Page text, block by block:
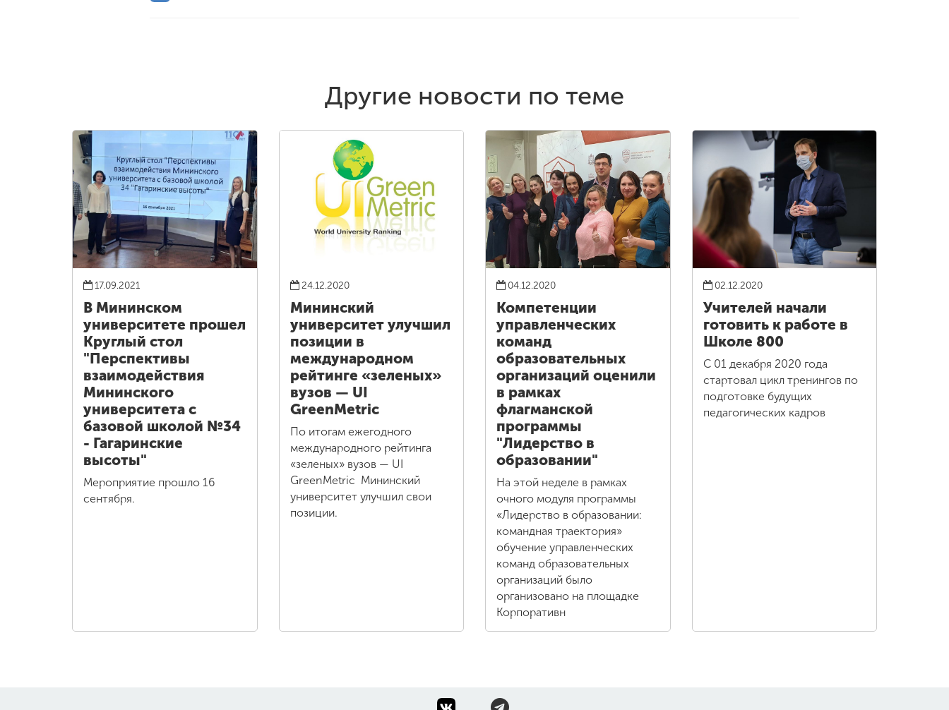
Другие новости по теме
17.09.2021
В Мининском
университете прошел
Круглый стол
"Перспективы
взаимодействия
Мининского
университета с
базовой школой №34
- Гагаринские
высоты"
Мероприятие прошло 16
сентября.
24.12.2020
Мининский
университет улучшил
позиции в
международном
рейтинге «зеленых»
вузов — UI
GreenMetric
По итогам ежегодного
международного рейтинга
«зеленых» вузов — UI
GreenMetric Мининский
университет улучшил свои
позиции.
04.12.2020
Компетенции
управленческих
команд
образовательных
организаций оценили
в рамках
флагманской
программы
"Лидерство в
образовании"
На этой неделе в рамках
очного модуля программы
«Лидерство в образовании:
командная траектория»
обучение управленческих
команд образовательных
организаций было
организовано на площадке
Корпоративн
02.12.2020
Учителей начали
готовить к работе в
Школе 800
С 01 декабря 2020 года
стартовал цикл тренингов по
подготовке будущих
педагогических кадров